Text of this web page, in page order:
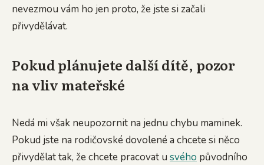
nevezmou vám ho jen proto, že jste si začali
přivydělávat.
Pokud plánujete další dítě, pozor
na vliv mateřské
Nedá mi však neupozornit na jednu chybu maminek.
Pokud jste na rodičovské dovolené a chcete si něco
přivydělat tak, že chcete pracovat u svého původního